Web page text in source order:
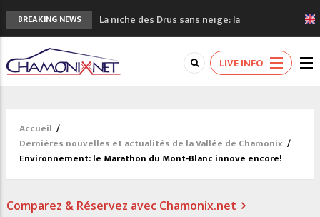
BREAKING NEWS
La niche des Drus sans neige: la
sécheresse en haute montagne
3 bonnes raisons pour visiter le nouveau
Musée du Mont-Blanc
Accidents en montagne: 3 personnes sont
à pied à Chamonix
3eme Chamonix Vallée Classics Festival
LIVE INFO
Accueil /
Dernières nouvelles et actualités de la Vallée de Chamonix /
Environnement: le Marathon du Mont-Blanc innove encore!
Comparez & Réservez avec Chamonix.net